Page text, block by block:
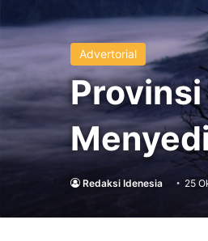
Advertorial
Redaksi Idenesia 25